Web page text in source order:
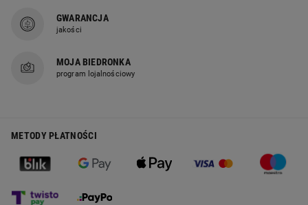
GWARANCJA
jakości
MOJA BIEDRONKA
program lojalnościowy
METODY PŁATNOŚCI